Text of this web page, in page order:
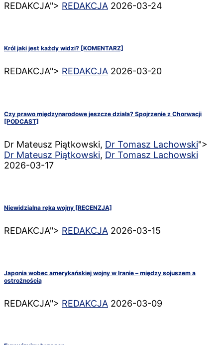
REDAKCJA"> REDAKCJA 2026-03-24
Król jaki jest każdy widzi? [KOMENTARZ]
REDAKCJA"> REDAKCJA 2026-03-20
Czy prawo międzynarodowe jeszcze działa? Spojrzenie z Chorwacji
[PODCAST]
Dr Mateusz Piątkowski, Dr Tomasz Lachowski">
Dr Mateusz Piątkowski, Dr Tomasz Lachowski
2026-03-17
Niewidzialna ręka wojny [RECENZJA]
REDAKCJA"> REDAKCJA 2026-03-15
Japonia wobec amerykańskiej wojny w Iranie – między sojuszem a
ostrożnością
REDAKCJA"> REDAKCJA 2026-03-09